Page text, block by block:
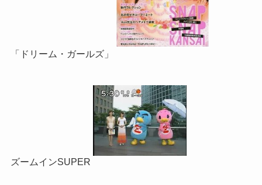
「ドリーム・ガールズ」
ズームインSUPER